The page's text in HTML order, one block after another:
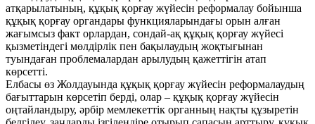
атқарылатының, құқық қорғау жүйесін реформалау бойынша
құқық қорғау органдары функцияларындағы орын алған
жағымсыз факт орлардан, сондай-ақ құқық қорғау жүйесі
қызметіндегі мөлдірлік пен бақылаудың жоқтығынан
туындаған проблемалардан арылудың қажеттігін атап
көрсетті.
Елбасы өз Жолдауында құқық қорғау жүйесін реформалаудың
бағыттарын көрсетіп берді, олар – құқық қорғау жүйесін
оңтайландыру, әрбір мемлекеттік органның нақты құзыретін